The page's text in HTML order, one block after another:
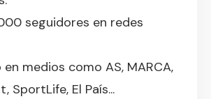
seguidores en redes
medios como AS, MARCA,
SportLife, El País...